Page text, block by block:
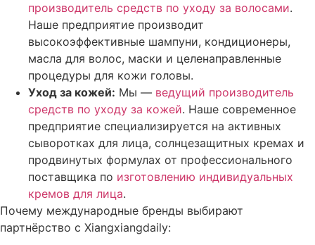
производитель средств по уходу за волосами.
Наше предприятие производит
высокоэффективные шампуни, кондиционеры,
масла для волос, маски и целенаправленные
процедуры для кожи головы.
Уход за кожей: Мы — ведущий производитель
средств по уходу за кожей. Наше современное
предприятие специализируется на активных
сыворотках для лица, солнцезащитных кремах и
продвинутых формулах от профессионального
поставщика по изготовлению индивидуальных
кремов для лица.
Почему международные бренды выбирают
партнёрство с Xiangxiangdaily: